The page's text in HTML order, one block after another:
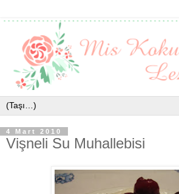
4 Mart 2010
Vişneli Su Muhallebisi